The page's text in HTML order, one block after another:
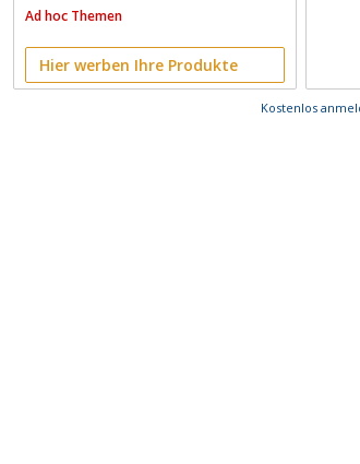
Ad hoc Themen
Hier werben Ihre Produkte
Kostenlos